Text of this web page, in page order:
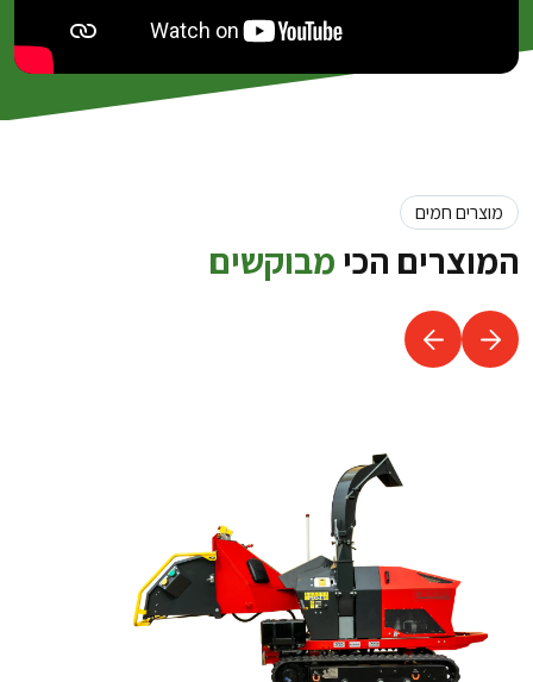
מוצרים חמים
המוצרים הכי מבוקשים